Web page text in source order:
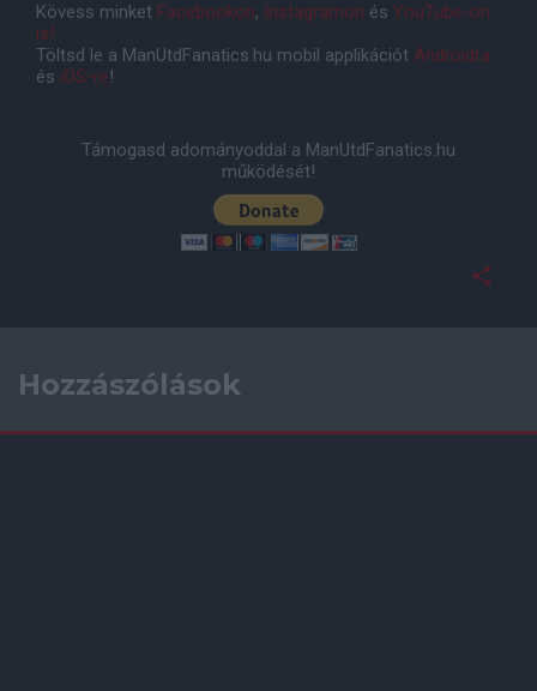
Kövess minket Facebookon, Instagramon és YouTube-on
is!
Töltsd le a ManUtdFanatics.hu mobil applikációt Androidra
és iOS-re!
Támogasd adományoddal a ManUtdFanatics.hu
működését!
Hozzászólások